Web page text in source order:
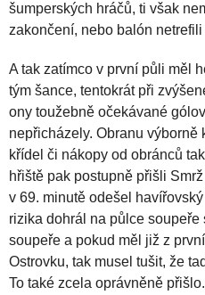
šumperských hráčů, ti však
zakončení, nebo balón
A tak zatímco v první půli měl
tým šance, tentokrát při
ony toužebně očekávané
nepřicházely. Obranu výborně
křídel či nákopy od obránců
hřiště pak postupně přišli
v 69. minutě odešel
rizika dohrál na půlce
soupeře a pokud měl již z
Ostrovku, tak musel tušit, že
To také zcela oprávněně přišlo.